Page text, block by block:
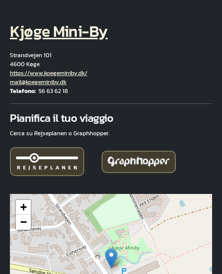
Kjøge Mini-By
Strandvejen 101
4600 Køge
Hjemmeside
https://www.koegeminiby.dk/
E-mail
mail@koegeminiby.dk
Telefono 56 63 62 18
Pianifica il tuo viaggio
Cerca su Rejseplanen o Graphhopper.
+
−